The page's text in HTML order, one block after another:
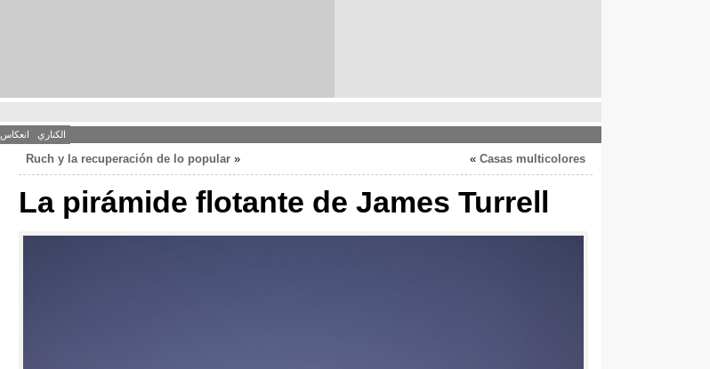
انعكاس الكناري
«
Ruch y la recuperación de lo popular Casas multicolores
»
La pirámide flotante de James Turrell